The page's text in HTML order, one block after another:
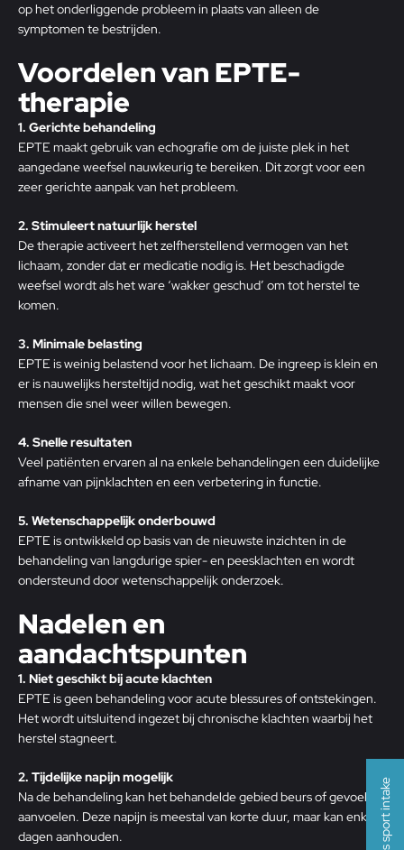
Gratis sport intake
op het onderliggende probleem in plaats van alleen de
symptomen te bestrijden.
Voordelen van EPTE-
therapie
1. Gerichte behandeling
EPTE maakt gebruik van echografie om de juiste plek in het
aangedane weefsel nauwkeurig te bereiken. Dit zorgt voor een
zeer gerichte aanpak van het probleem.
2. Stimuleert natuurlijk herstel
De therapie activeert het zelfherstellend vermogen van het
lichaam, zonder dat er medicatie nodig is. Het beschadigde
weefsel wordt als het ware ‘wakker geschud’ om tot herstel te
komen.
3. Minimale belasting
EPTE is weinig belastend voor het lichaam. De ingreep is klein en
er is nauwelijks hersteltijd nodig, wat het geschikt maakt voor
mensen die snel weer willen bewegen.
4. Snelle resultaten
Veel patiënten ervaren al na enkele behandelingen een duidelijke
afname van pijnklachten en een verbetering in functie.
5. Wetenschappelijk onderbouwd
EPTE is ontwikkeld op basis van de nieuwste inzichten in de
behandeling van langdurige spier- en peesklachten en wordt
ondersteund door wetenschappelijk onderzoek.
Nadelen en
aandachtspunten
1. Niet geschikt bij acute klachten
EPTE is geen behandeling voor acute blessures of ontstekingen.
Het wordt uitsluitend ingezet bij chronische klachten waarbij het
herstel stagneert.
2. Tijdelijke napijn mogelijk
Na de behandeling kan het behandelde gebied beurs of gevoelig
aanvoelen. Deze napijn is meestal van korte duur, maar kan enkele
dagen aanhouden.